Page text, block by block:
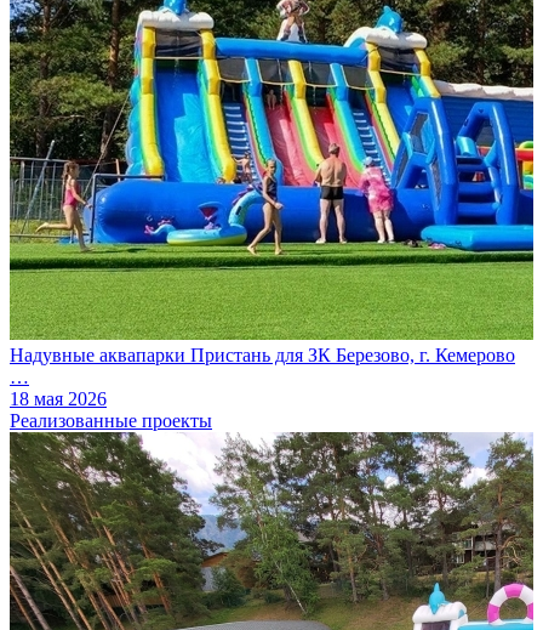
Надувные аквапарки Пристань для ЗК Березово, г. Кемерово
…
18 мая 2026
Реализованные проекты